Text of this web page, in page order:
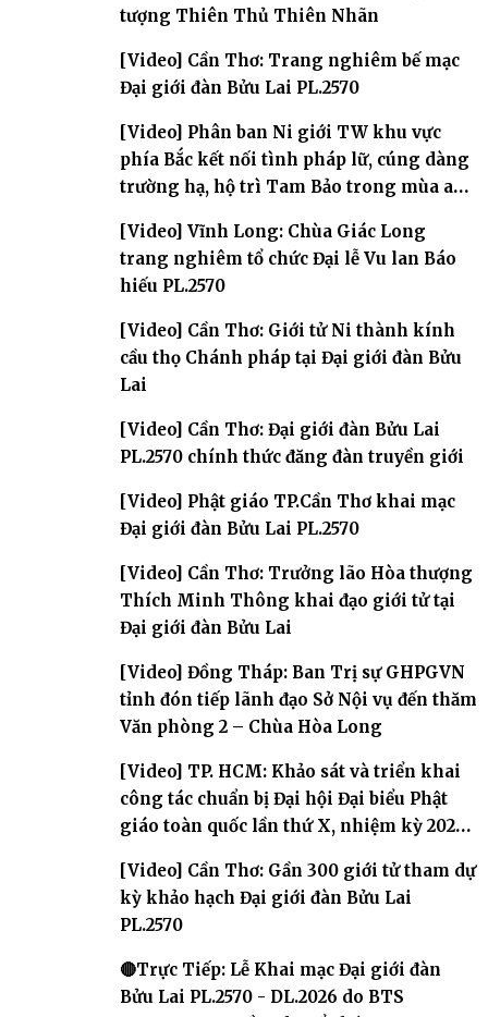
tượng Thiên Thủ Thiên Nhãn
[Video] Cần Thơ: Trang nghiêm bế mạc
Đại giới đàn Bửu Lai PL.2570
[Video] Phân ban Ni giới TW khu vực
phía Bắc kết nối tình pháp lữ, cúng dàng
trường hạ, hộ trì Tam Bảo trong mùa an
[Video] Vĩnh Long: Chùa Giác Long
trang nghiêm tổ chức Đại lễ Vu lan Báo
hiếu PL.2570
[Video] Cần Thơ: Giới tử Ni thành kính
cầu thọ Chánh pháp tại Đại giới đàn Bửu
Lai
[Video] Cần Thơ: Đại giới đàn Bửu Lai
PL.2570 chính thức đăng đàn truyền giới
[Video] Phật giáo TP.Cần Thơ khai mạc
Đại giới đàn Bửu Lai PL.2570
[Video] Cần Thơ: Trưởng lão Hòa thượng
Thích Minh Thông khai đạo giới tử tại
Đại giới đàn Bửu Lai
[Video] Đồng Tháp: Ban Trị sự GHPGVN
tỉnh đón tiếp lãnh đạo Sở Nội vụ đến thăm
Văn phòng 2 – Chùa Hòa Long
[Video] TP. HCM: Khảo sát và triển khai
công tác chuẩn bị Đại hội Đại biểu Phật
giáo toàn quốc lần thứ X, nhiệm kỳ 2026-
[Video] Cần Thơ: Gần 300 giới tử tham dự
kỳ khảo hạch Đại giới đàn Bửu Lai
PL.2570
🔴Trực Tiếp: Lễ Khai mạc Đại giới đàn
Bửu Lai PL.2570 - DL.2026 do BTS